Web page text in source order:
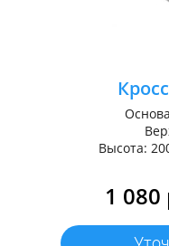
Высота:
1 080